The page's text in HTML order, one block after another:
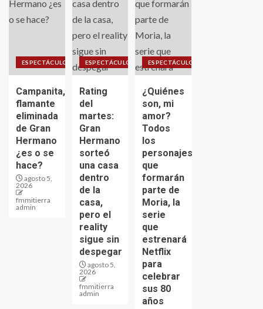
ESPECTÁCULO
Campanita,
flamante
eliminada
de Gran
Hermano
¿es o se
hace?
agosto 5,
2026
fmmitierra
admin
ESPECTÁCULO
Rating
del
martes:
Gran
Hermano
sorteó
una casa
dentro
de la
casa,
pero el
reality
sigue sin
despegar
agosto 5,
2026
fmmitierra
admin
ESPECTÁCULO
¿Quiénes
son, mi
amor?
Todos
los
personajes
que
formarán
parte de
Moria, la
serie
que
estrenará
Netflix
para
celebrar
sus 80
años